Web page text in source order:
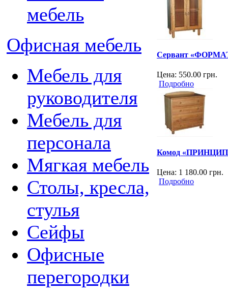
мебель
Офисная мебель
Мебель для
руководителя
Мебель для
персонала
Мягкая мебель
Столы, кресла,
стулья
Сейфы
Офисные
перегородки
Сервант
Цена: 550.00 грн.
Подробно
Комод
Цена: 1 180.00 грн.
Подробно